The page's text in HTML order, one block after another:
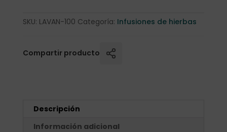
SKU: LAVAN-100 Categoría: Infusiones de hierbas
Compartir producto
Descripción
Información adicional